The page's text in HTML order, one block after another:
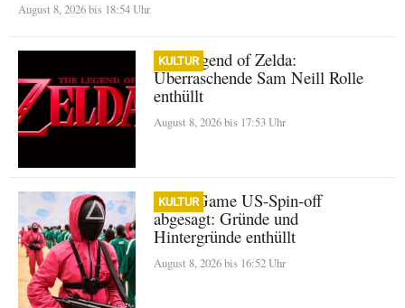
August 8, 2026 bis 18:54 Uhr
KULTUR
The Legend of Zelda:
Überraschende Sam Neill Rolle
enthüllt
August 8, 2026 bis 17:53 Uhr
KULTUR
Squid Game US-Spin-off
abgesagt: Gründe und
Hintergründe enthüllt
August 8, 2026 bis 16:52 Uhr